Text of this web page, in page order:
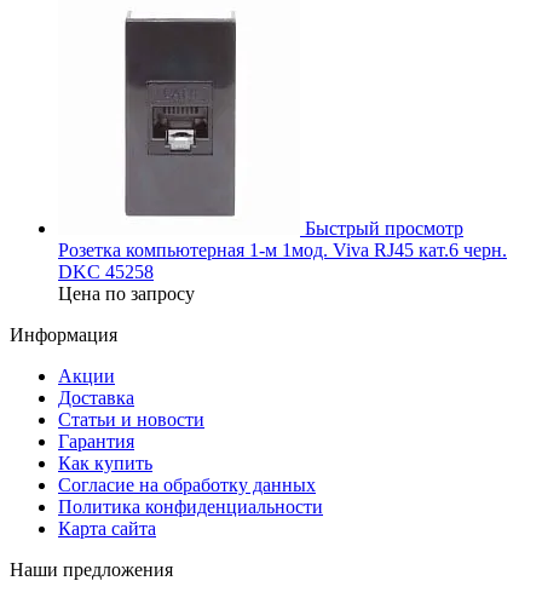
Быстрый просмотр
Розетка компьютерная 1-м 1мод. Viva RJ45 кат.6 черн.
DKC 45258
Цена по запросу
Информация
Акции
Доставка
Статьи и новости
Гарантия
Как купить
Согласие на обработку данных
Политика конфиденциальности
Карта сайта
Наши предложения